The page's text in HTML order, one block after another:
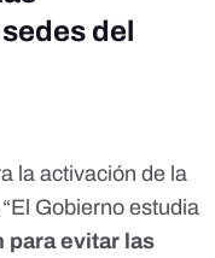
del
la activación de la
El Gobierno estudia
para evitar las